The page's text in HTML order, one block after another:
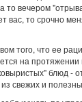
то вечером
вас, то срочно
того, что ее
на
блюд -
свежих и